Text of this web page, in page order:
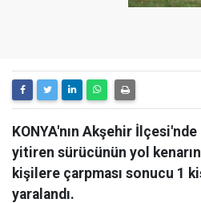
KONYA'nın Akşehir
yitiren sürücünün yol
kişilere çarpması sonucu 1
yaralandı.